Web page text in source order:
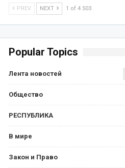
PREV NEXT 1 of 4 503
Popular Topics
Лента новостей
Общество
РЕСПУБЛИКА
В мире
Закон и Право